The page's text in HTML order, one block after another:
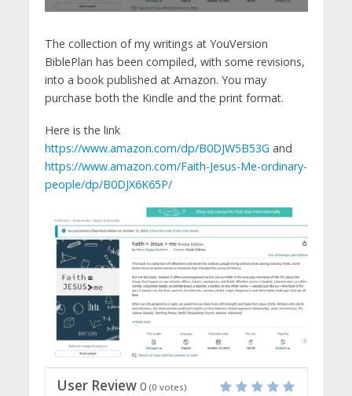
The collection of my writings at YouVersion
BiblePlan has been compiled, with some revisions,
into a book published at Amazon. You may
purchase both the Kindle and the print format.
Here is the link
https://www.amazon.com/dp/B0DJW5B53G and
https://www.amazon.com/Faith-Jesus-Me-ordinary-
people/dp/B0DJX6K65P/
User Review 0 (0 votes)